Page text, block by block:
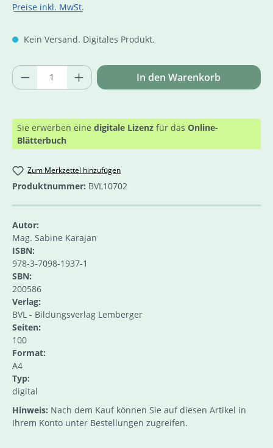
Preise inkl. MwSt.
Kein Versand. Digitales Produkt.
Produkt Anzahl: Gib den gewünschten
In den Warenkorb
Sie erwerben eine digitale Lizenz für das Online-
Blätterbuch
Zum Merkzettel hinzufügen
Produktnummer: BVL10702
Autor:
Mag. Sabine Karajan
ISBN:
978-3-7098-1937-1
SBN:
200586
Verlag:
BVL - Bildungsverlag Lemberger
Seiten:
100
Format:
A4
Typ:
digital
Hinweis: Nach dem Kauf können Sie auf diesen Artikel in
Ihrem Konto unter Bestellungen zugreifen.